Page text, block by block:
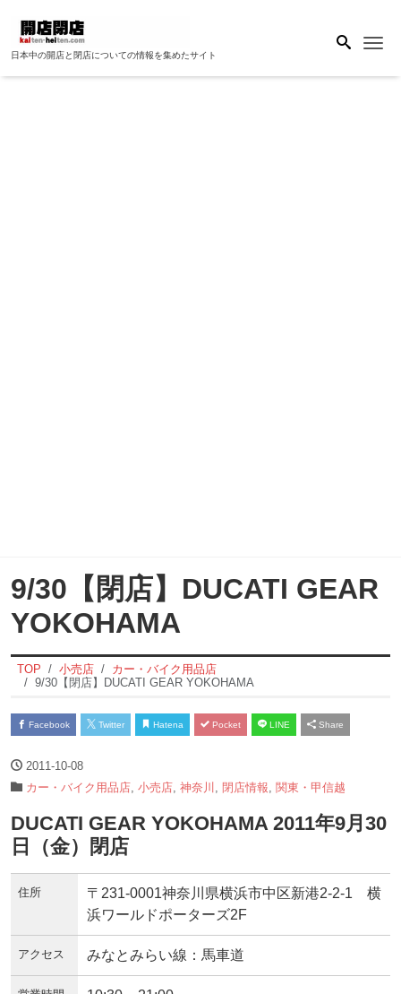
日本中の開店と閉店についての情報を集めたサイト
9/30【閉店】DUCATI GEAR
YOKOHAMA
TOP 小売店
カー・バイク用品店
9/30【閉店】DUCATI GEAR YOKOHAMA
Facebook Twitter Hatena Pocket LINE Share
2011-10-08
カー・バイク用品店 小売店 神奈川 閉店情報 関東・甲信越
DUCATI GEAR YOKOHAMA 2011年9月30
日（金）閉店
住所
〒231-0001神奈川県横浜市中区新港2-2-1 横
浜ワールドポーターズ2F
アクセス みなとみらい線：馬車道